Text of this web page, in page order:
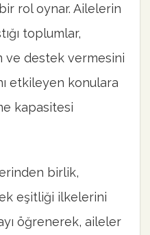
rol oynar. Ailelerin
toplumlar,
ve destek vermesini
etkileyen konulara
kapasitesi
birlik,
eşitliği ilkelerini
öğrenerek, aileler